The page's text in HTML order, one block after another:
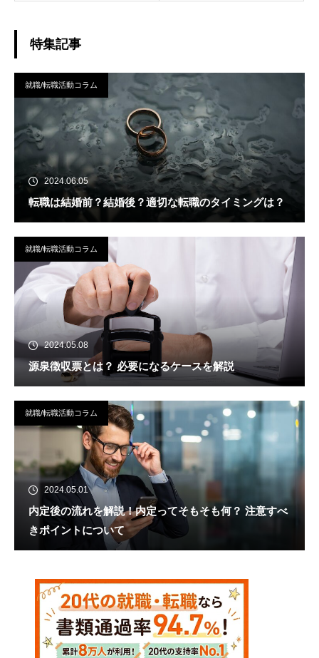
特集記事
就職/転職活動コラム
2024.06.05
転職は結婚前？結婚後？適切な転職のタイミングは？
就職/転職活動コラム
2024.05.08
源泉徴収票とは？ 必要になるケースを解説
就職/転職活動コラム
2024.05.01
内定後の流れを解説！内定ってそもそも何？ 注意すべ
きポイントについて